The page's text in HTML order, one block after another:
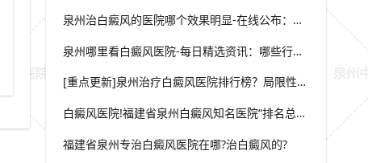
温差应激皮肤健康管理
泉州治白癜风的医院哪个效果明显-在线公布：生活中哪些因素会诱发出白癜风
泉州哪里看白癜风医院-每日精选资讯：哪些行为会导致白癜风白斑在长
[重点更新]泉州治疗白癜风医院排行榜？局限性白癜风早期症状？
白癜风医院!福建省泉州白癜风知名医院“排名总榜公开”福建省泉州治白癜风那家医院较好“强势推荐”?
福建省泉州专治白癜风医院在哪?治白癜风的?